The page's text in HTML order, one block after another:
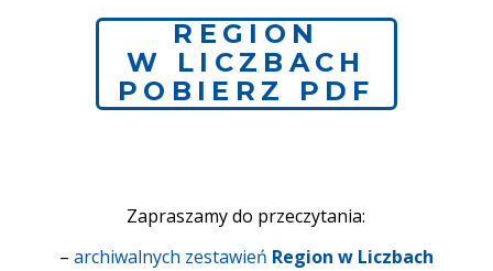
REGION
W LICZBACH
POBIERZ PDF
Zapraszamy do przeczytania:
– archiwalnych zestawień Region w Liczbach